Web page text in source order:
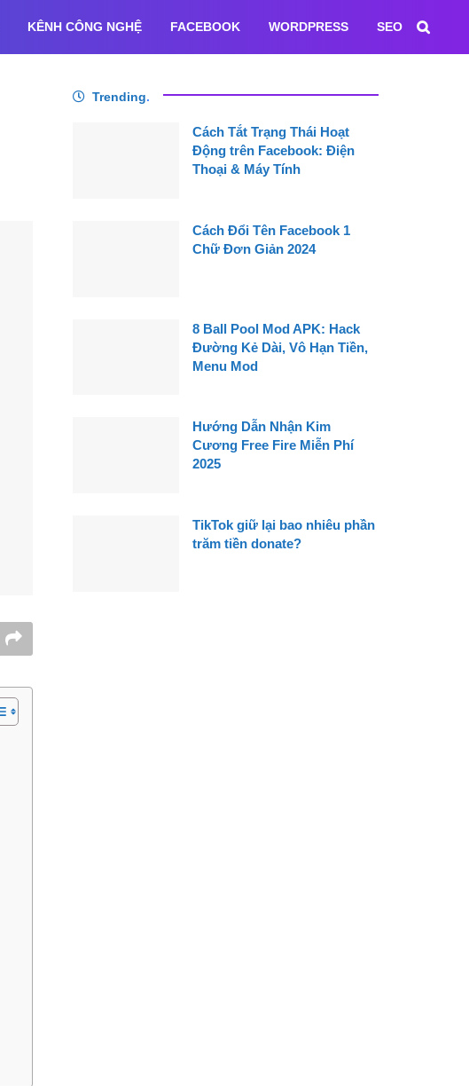
KÊNH CÔNG NGHỆ FACEBOOK WORDPRESS SEO
Trending.
Cách Tắt Trạng Thái Hoạt
Động trên Facebook: Điện
Thoại & Máy Tính
Cách Đổi Tên Facebook 1
Chữ Đơn Giản 2024
8 Ball Pool Mod APK: Hack
Đường Kẻ Dài, Vô Hạn Tiền,
Menu Mod
Hướng Dẫn Nhận Kim
Cương Free Fire Miễn Phí
2025
TikTok giữ lại bao nhiêu phần
trăm tiền donate?